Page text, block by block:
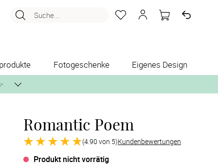
Suche...
Fotogeschenke Eigenes Design
per Post zusenden.
Romantic Poem
(4.90 von 5)Kundenbewertungen
Produkt nicht vorrätig